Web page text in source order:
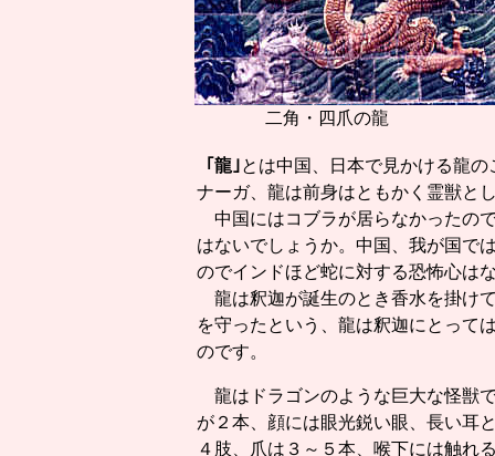
二角・四爪の龍
｢龍｣とは中国、日本で見かける龍
ナーガ、龍は前身はともかく霊獣と
中国にはコブラが居らなかったの
はないでしょうか。中国、我が国で
のでインドほど蛇に対する恐怖心は
龍は釈迦が誕生のとき香水を掛け
を守ったという、龍は釈迦にとって
のです。
龍はドラゴンのような巨大な怪獣
が２本、顔には眼光鋭い眼、長い耳
４肢、爪は３～５本、喉下には触れ